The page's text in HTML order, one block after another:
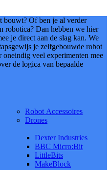
bouwt? Of ben je al verder
robotica? Dan hebben we hier
je direct aan de slag kan. We
je zelfgebouwde robot
oneindig veel experimenten mee
de logica van bepaalde
Robot Accessoires
Drones
Dexter Industries
BBC Micro:Bit
LittleBits
MakeBlock